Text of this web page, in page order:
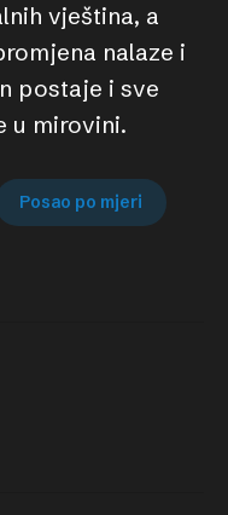
vještina, a
nalaze i
postaje i sve
u mirovini.
Posao po mjeri